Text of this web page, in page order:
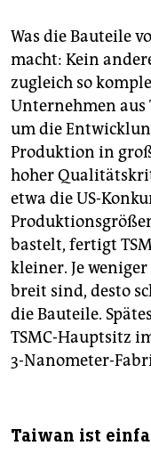
Was die Bauteile
macht: Kein
zugleich so
Unternehmen aus
um die
Produktion in
hoher
etwa die US-
bastelt, fertigt
kleiner. Je
breit sind, desto
die Bauteile.
TSMC-Hauptsitz
3-Nanometer-
Taiwan ist